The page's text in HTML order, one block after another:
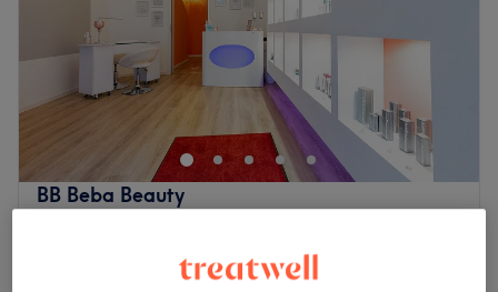
BB Beba Beauty
Auf Karte anzeigen
EM – Contouring Bauch